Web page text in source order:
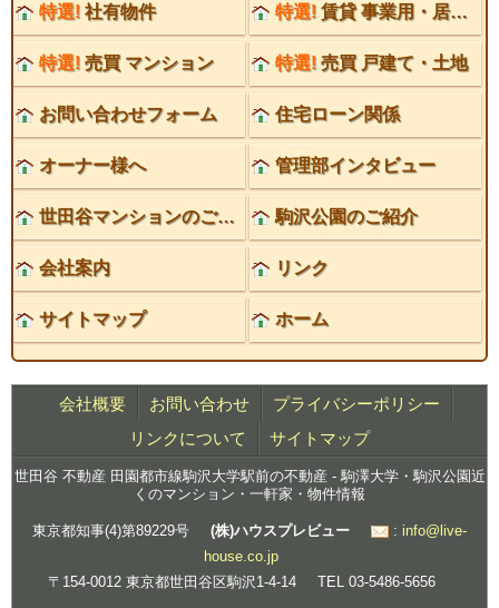
特選! 社有物件 特選!賃貸 事業用・居住用
特選! 売買 マンション 特選!売買 戸建て・土地
お問い合わせフォーム 住宅ローン関係
オーナー様へ 管理部インタビュー
世田谷マンションのご紹介 駒沢公園のご紹介
会社案内 リンク
サイトマップ ホーム
会社概要 お問い合わせ
プライバシーポリシー
リンクについて
サイトマップ
世田谷 不動産 田園都市線駒沢大学駅前の不動産 - 駒澤大学・駒沢公園近
くのマンション・一軒家・物件情報
東京都知事(4)第89229号 (株)ハウスプレビュー : info@live-
house.co.jp
〒154-0012 東京都世田谷区駒沢1-4-14
TEL 03-5486-5656